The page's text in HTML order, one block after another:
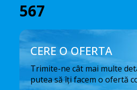
567
CERE O OFERTA
Trimite-ne cât mai multe
putea să îți facem o ofertă